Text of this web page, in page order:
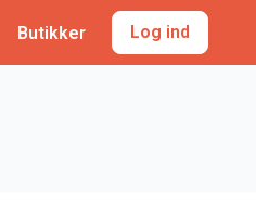
Butikker Log ind